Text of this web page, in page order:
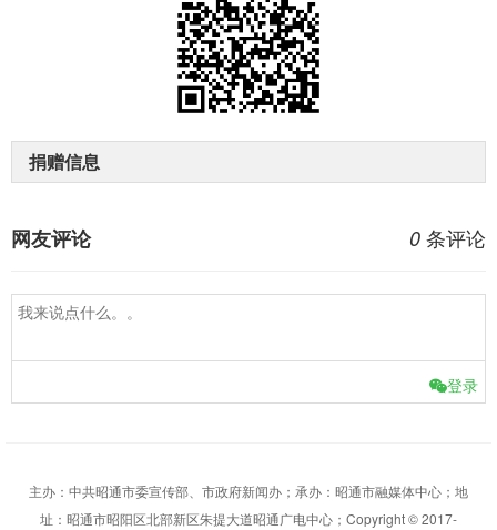
捐赠信息
0 条评论
网友评论
登录
主办：中共昭通市委宣传部、市政府新闻办；承办：昭通市融媒体中心；地
址：昭通市昭阳区北部新区朱提大道昭通广电中心；Copyright © 2017-